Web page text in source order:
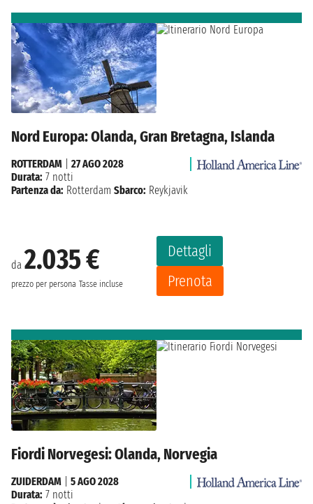
Nord Europa: Olanda, Gran Bretagna, Islanda
da 2.035 €
prezzo per persona Tasse incluse
Dettagli
Prenota
ROTTERDAM
27 AGO 2028
Durata: 7 notti
Partenza da: Rotterdam Sbarco: Reykjavik
Fiordi Norvegesi: Olanda, Norvegia
ZUIDERDAM
5 AGO 2028
Durata: 7 notti